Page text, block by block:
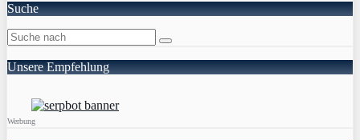
Suche
Unsere Empfehlung
Werbung